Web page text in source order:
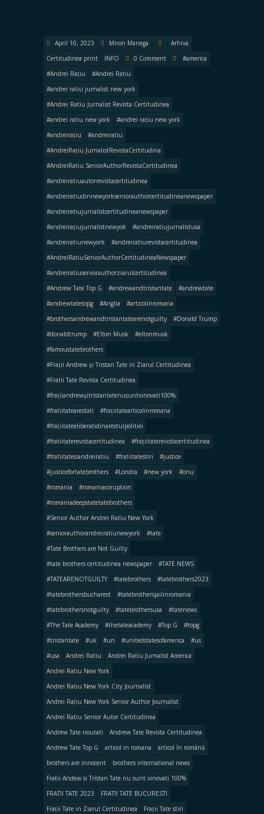
April 10, 2023 Miron Manega
Arhiva
Certitudinea print
INFO 0 Comment
#america
#Andrei Rațiu
#Andrei Ratiu
#andrei ratiu jurnalist new york
#Andrei Ratiu Jurnalist Revista Certitudinea
#andrei ratiu new york
#andrei rațiu new york
#andreirațiu
#andreiratiu
#AndreiRațiu JurnalistRevistaCertitudina
#AndreiRatiu SeniorAuthorRevistaCertitudinea
#andreiratiuautorrevistacertitudinea
#andreiratiudinnewyorkseniorauthorcertitudineanewspaper
#andreiratiujurnalistcertitudineanewspaper
#andreirațiujurnalistnewyok
#andreiratiujurnalistusa
#andreiratiunewyork
#andreiratiurevistacertitudinea
#AndreiRatiuSeniorAuthorCertitudineaNewspaper
#andreiratiuseniorauthorziarulcertitudinea
#Andrew Tate Top G
#andrewandtristantate
#andrewtate
#andrewtatetopg
#Anglia
#articolinromana
#brothersandrewandtristantatearenotguilty
#Donald Trump
#donaldtrump
#Elton Musk
#eltonmusk
#famoustatebrothers
#Frații Andrew şi Tristan Tate in Ziarul Certitudinea
#Fratii Tate Revista Certitudinea
#frațiiandrewşitristantatenusuntvinovati100%
#fratiitatearestati
#frațiitatearticolinromana
#frațiitateeliberatidinarestulpolitiei
#fratiitaterevistacertitudinea
#frațiitaterevistacertitudinea
#fratiitatesiandreiratiu
#fratiitatestiri
#justice
#justicefortatebrothers
#Londra #new york
#onu
#romania
#romaniacoruption
#romaniadeepstatetatebrothers
#Senior Author Andrei Ratiu New York
#seniorauthorandreiratiunewyork
#tate
#Tate Brothers are Not Guilty
#tate brothers certitudinea newspaper
#TATE NEWS
#TATEARENOTGUILTY
#tatebrothers
#tatebrothers2023
#tatebrothersbucharest
#tatebrothersjailinromania
#tatebrothersnotguilty
#tatebrothersusa
#tatenews
#The Tate Academy
#thetateacademy #Top G
#topg
#tristantate
#uk #un #unitedstatesofamerica
#us
#usa
Andrei Ratiu
Andrei Ratiu Jurnalist America
Andrei Ratiu New York
Andrei Ratiu New York City Journalist
Andrei Rațiu New York Senior Author Journalist
Andrei Ratiu Senior Autor Certitudinea
Andrew Tate noutati
Andrew Tate Revista Certitudinea
Andrew Tate Top G
articol in romana
articol în română
brothers are innocent
brothers international news
Fratii Andew si Tristan Tate nu sunt vinovati 100%
FRATII TATE 2023
FRATII TATE BUCURESTI
Frații Tate in Ziarul Certitudinea
Frații Tate stiri